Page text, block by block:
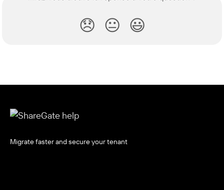
😞 😐 😃
Migrate faster and secure your tenant